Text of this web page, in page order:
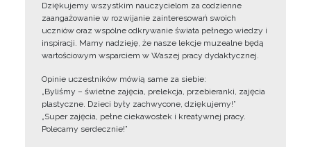
Dziękujemy wszystkim nauczycielom za codzienne
zaangażowanie w rozwijanie zainteresowań swoich
uczniów oraz wspólne odkrywanie świata pełnego wiedzy i
inspiracji. Mamy nadzieję, że nasze lekcje muzealne będą
wartościowym wsparciem w Waszej pracy dydaktycznej.
Opinie uczestników mówią same za siebie:
„Byliśmy – świetne zajęcia, prelekcja, przebieranki, zajęcia
plastyczne. Dzieci były zachwycone, dziękujemy!”
„Super zajęcia, pełne ciekawostek i kreatywnej pracy.
Polecamy serdecznie!”